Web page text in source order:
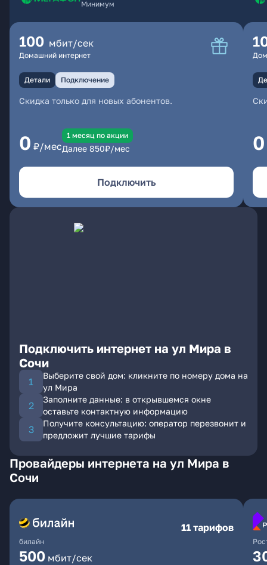
Минимум
100 мбит/сек
Домашний интернет
Детали Подключение
Скидка только для новых абонентов.
0 ₽/мес
1 месяц по акции
Далее 850₽/мес
Подключить
0
Подключить интернет на ул Мира в
Сочи
Выберите свой дом: кликните по номеру дома на
ул Мира
Заполните данные: в открывшемся окне
оставьте контактную информацию
Получите консультацию: оператор перезвонит и
предложит лучшие тарифы
Провайдеры интернета на ул Мира в
Сочи
билайн
11 тарифов
500 мбит/сек